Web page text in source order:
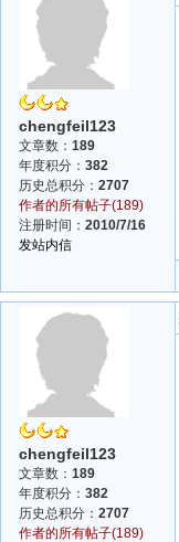
chengfeil123
文章数： 189
年度积分： 382
历史总积分： 2707
作者的所有帖子(189)
注册时间： 2010/7/16
发站内信
chengfeil123
文章数： 189
年度积分： 382
历史总积分： 2707
作者的所有帖子(189)